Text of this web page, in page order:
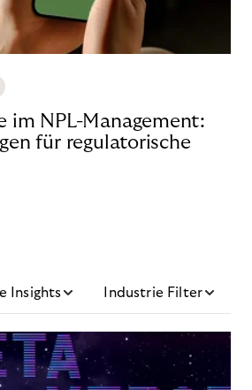
im NPL-Management:
für regulatorische
Insights Industrie Filter